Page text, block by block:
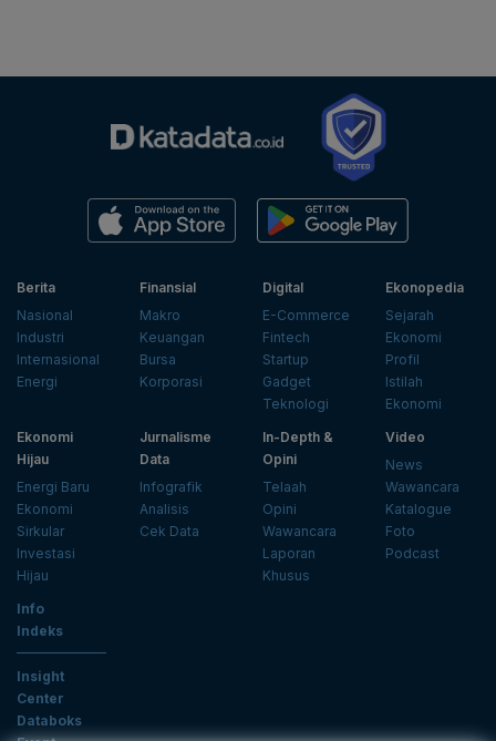
Berita
Nasional
Industri
Internasional
Energi
Finansial
Makro
Keuangan
Bursa
Korporasi
Digital
E-Commerce
Fintech
Startup
Gadget
Teknologi
Ekonopedia
Sejarah
Ekonomi
Profil
Istilah
Ekonomi
Ekonomi
Hijau
Energi Baru
Ekonomi
Sirkular
Investasi
Hijau
Jurnalisme
Data
Infografik
Analisis
Cek Data
In-Depth &
Opini
Telaah
Opini
Wawancara
Laporan
Khusus
Video
News
Wawancara
Katalogue
Foto
Podcast
Info
Indeks
Insight
Center
Databoks